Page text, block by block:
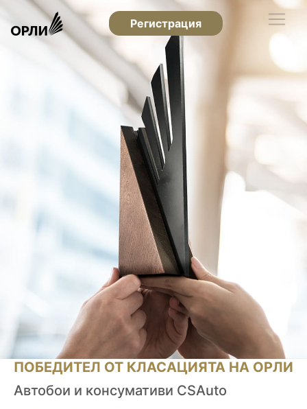
Регистрация
ПОБЕДИТЕЛ ОТ КЛАСАЦИЯТА НА ОРЛИ
Автобои и консумативи CSAuto